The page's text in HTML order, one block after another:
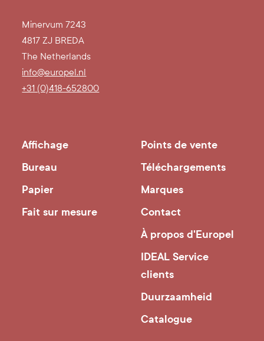
Minervum 7243
4817 ZJ BREDA
The Netherlands
info@europel.nl
+31 (0)418-652800
Affichage
Bureau
Papier
Fait sur mesure
Points de vente
Téléchargements
Marques
Contact
À propos d'Europel
IDEAL Service
clients
Duurzaamheid
Catalogue